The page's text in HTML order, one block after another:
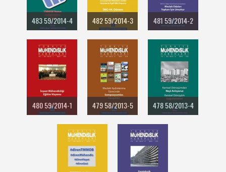
483 59/2014-4 482 59/2014-3 481 59/2014-2
480 59/2014-1 479 58/2013-5 478 58/2013-4